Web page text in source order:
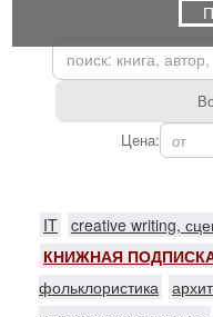
Цена:
IT creative writing,
КНИЖНАЯ
фольклористика